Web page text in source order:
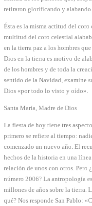
retiraron glorificando y
Ésta es la misma actitud del coro
multitud del coro celestial
en la tierra paz a los hombres
Dios en la tierra es motivo de
de los hombres y de toda la
sentido de la Navidad, examine
Dios «por todo lo visto y oído».
Santa María, Madre de Dios
La fiesta de hoy tiene tres
primero se refiere al tiempo:
comenzado un nuevo año. El
hechos de la historia en una
relación de unos con otros. Pero
número 2006? La antropología
millones de años sobre la tierra.
qué? Nos responde San Pablo: